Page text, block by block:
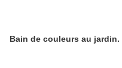
Bain de couleurs au jardin.